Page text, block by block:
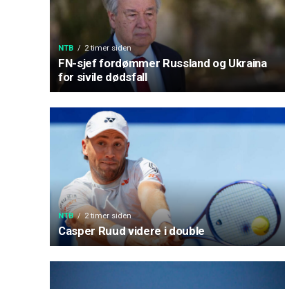
NTB 2 timer siden
FN-sjef fordømmer Russland og Ukraina
for sivile dødsfall
NTB 2 timer siden
Casper Ruud videre i double